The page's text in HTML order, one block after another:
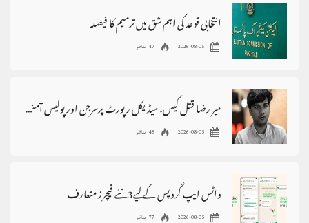
انتخابی قوعد کی اہم شق میں ترمیم کا فیصلہ
2026-08-05 47 مناظر
میر رضا قتل کیس، میڈیکل رپورٹ پرسرجن اور پولیس آمنے سامنے
2026-08-05 48 مناظر
واٹس ایپ گروپس کے لیے3نئے فیچرز متعارف
2026-08-05 77 مناظر